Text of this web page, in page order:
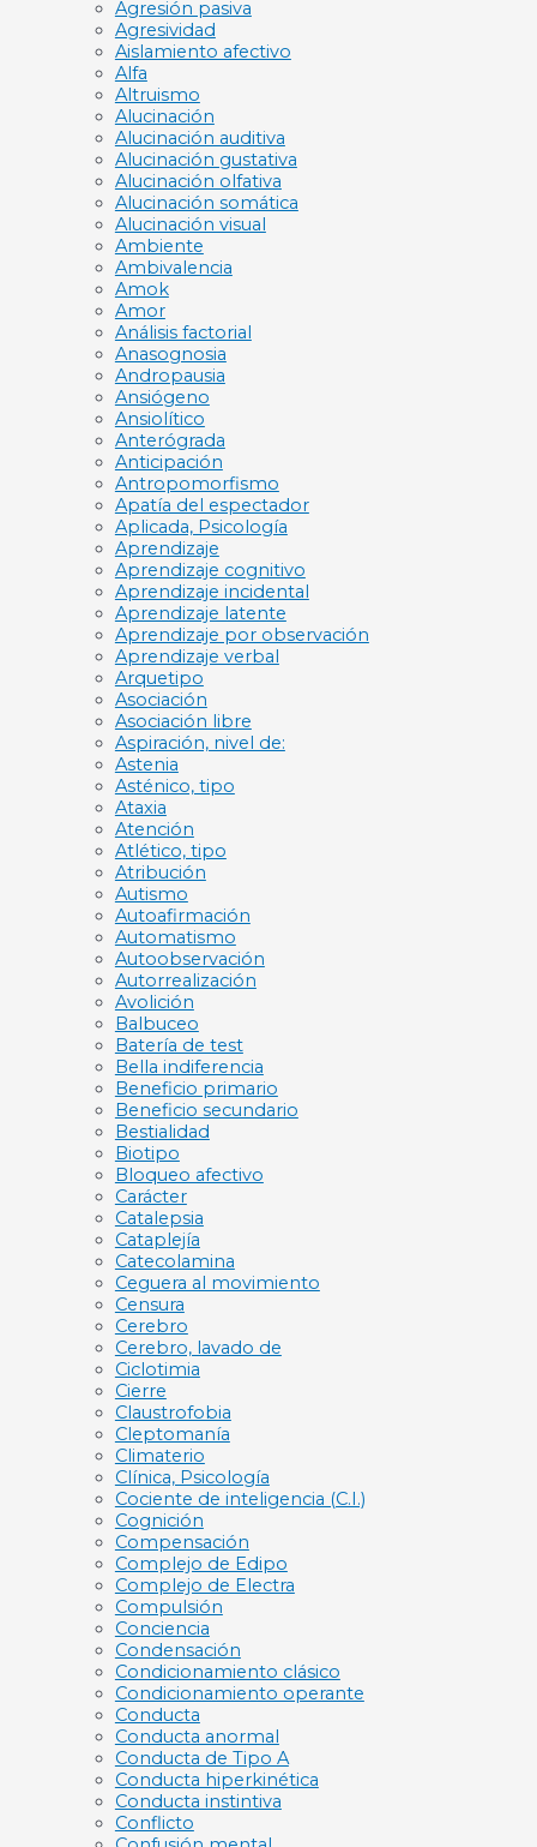
Agresión pasiva
Agresividad
Aislamiento afectivo
Alfa
Altruismo
Alucinación
Alucinación auditiva
Alucinación gustativa
Alucinación olfativa
Alucinación somática
Alucinación visual
Ambiente
Ambivalencia
Amok
Amor
Análisis factorial
Anasognosia
Andropausia
Ansiógeno
Ansiolítico
Anterógrada
Anticipación
Antropomorfismo
Apatía del espectador
Aplicada, Psicología
Aprendizaje
Aprendizaje cognitivo
Aprendizaje incidental
Aprendizaje latente
Aprendizaje por observación
Aprendizaje verbal
Arquetipo
Asociación
Asociación libre
Aspiración, nivel de:
Astenia
Asténico, tipo
Ataxia
Atención
Atlético, tipo
Atribución
Autismo
Autoafirmación
Automatismo
Autoobservación
Autorrealización
Avolición
Balbuceo
Batería de test
Bella indiferencia
Beneficio primario
Beneficio secundario
Bestialidad
Biotipo
Bloqueo afectivo
Carácter
Catalepsia
Cataplejía
Catecolamina
Ceguera al movimiento
Censura
Cerebro
Cerebro, lavado de
Ciclotimia
Cierre
Claustrofobia
Cleptomanía
Climaterio
Clínica, Psicología
Cociente de inteligencia (C.I.)
Cognición
Compensación
Complejo de Edipo
Complejo de Electra
Compulsión
Conciencia
Condensación
Condicionamiento clásico
Condicionamiento operante
Conducta
Conducta anormal
Conducta de Tipo A
Conducta hiperkinética
Conducta instintiva
Conflicto